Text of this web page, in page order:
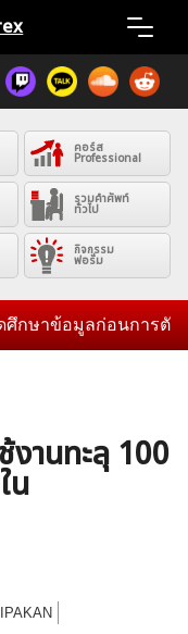
คอร์ส
Professional
รวมคำศัพท์
ทั่วไป
กิจกรรม
ฟอรั่ม
ษาข้อมูลก่อนการตัดสิ
ซี
ฟรีซิกแนล รายวัน
พันธบัตร
านทะลุ 100
น